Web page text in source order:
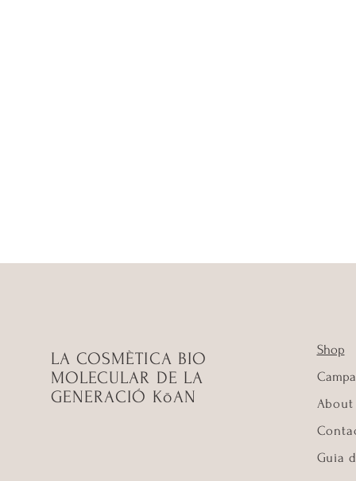
LA COSMÈTICA BIO
MOLECULAR DE LA
GENERACIÓ KōAN
Shop
About
Guia